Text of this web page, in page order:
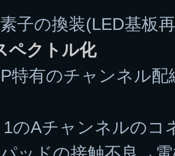
子の換装(LED基板
ペクトル化
特有のチャンネル
のAチャンネルの